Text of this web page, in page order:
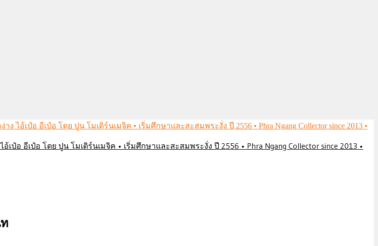
เป๋อ อีเป๋อ โดย ปูน โมเดิร์นเมจิค • เริ่มศึกษาและสะสมพระงั่ง ปี 2556 • Phra Ngang Collector since 2013 •